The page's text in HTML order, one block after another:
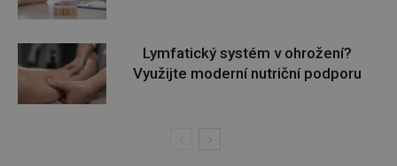
Lymfatický systém v ohrožení?
Využijte moderní nutriční podporu